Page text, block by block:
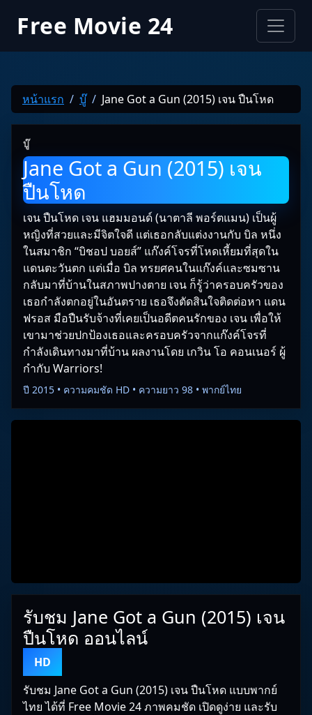
Free Movie 24
หน้าแรก บู๊ Jane Got a Gun (2015) เจน ปืนโหด
บู๊
Jane Got a Gun (2015) เจน
ปืนโหด
เจน ปืนโหด เจน แฮมมอนด์ (นาตาลี พอร์ตแมน) เป็นผู้
หญิงที่สวยและมีจิตใจดี แต่เธอกลับแต่งงานกับ บิล หนึ่ง
ในสมาชิก “บิชอป บอยส์” แก๊งค์โจรที่โหดเหี้ยมที่สุดใน
แดนตะวันตก แต่เมื่อ บิล ทรยศคนในแก๊งค์และซมซาน
กลับมาที่บ้านในสภาพปางตาย เจน ก็รู้ว่าครอบครัวของ
เธอกำลังตกอยู่ในอันตราย เธอจึงตัดสินใจติดต่อหา แดน
ฟรอส มือปืนรับจ้างที่เคยเป็นอดีตคนรักของ เจน เพื่อให้
เขามาช่วยปกป้องเธอและครอบครัวจากแก๊งค์โจรที่
กำลังเดินทางมาที่บ้าน ผลงานโดย เกวิน โอ คอนเนอร์ ผู้
กำกับ Warriors!
ปี 2015 • ความคมชัด HD • ความยาว 98 • พากย์ไทย
รับชม Jane Got a Gun (2015) เจน
ปืนโหด ออนไลน์
HD
รับชม Jane Got a Gun (2015) เจน ปืนโหด แบบพากย์
ไทย ได้ที่ Free Movie 24 ภาพคมชัด เปิดดูง่าย และรับ